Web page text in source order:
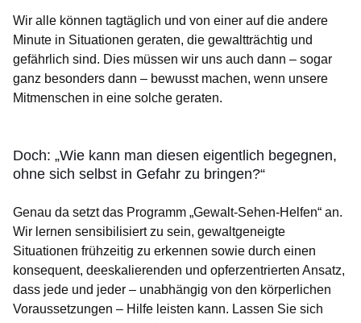
Wir alle können tagtäglich und von einer auf die andere
Minute in Situationen geraten, die gewaltträchtig und
gefährlich sind. Dies müssen wir uns auch dann – sogar
ganz besonders dann – bewusst machen, wenn unsere
Mitmenschen in eine solche geraten.
Doch: „Wie kann man diesen eigentlich begegnen,
ohne sich selbst in Gefahr zu bringen?“
Genau da setzt das Programm „Gewalt-Sehen-Helfen“ an.
Wir lernen sensibilisiert zu sein, gewaltgeneigte
Situationen frühzeitig zu erkennen sowie durch einen
konsequent, deeskalierenden und opferzentrierten Ansatz,
dass jede und jeder – unabhängig von den körperlichen
Voraussetzungen – Hilfe leisten kann. Lassen Sie sich